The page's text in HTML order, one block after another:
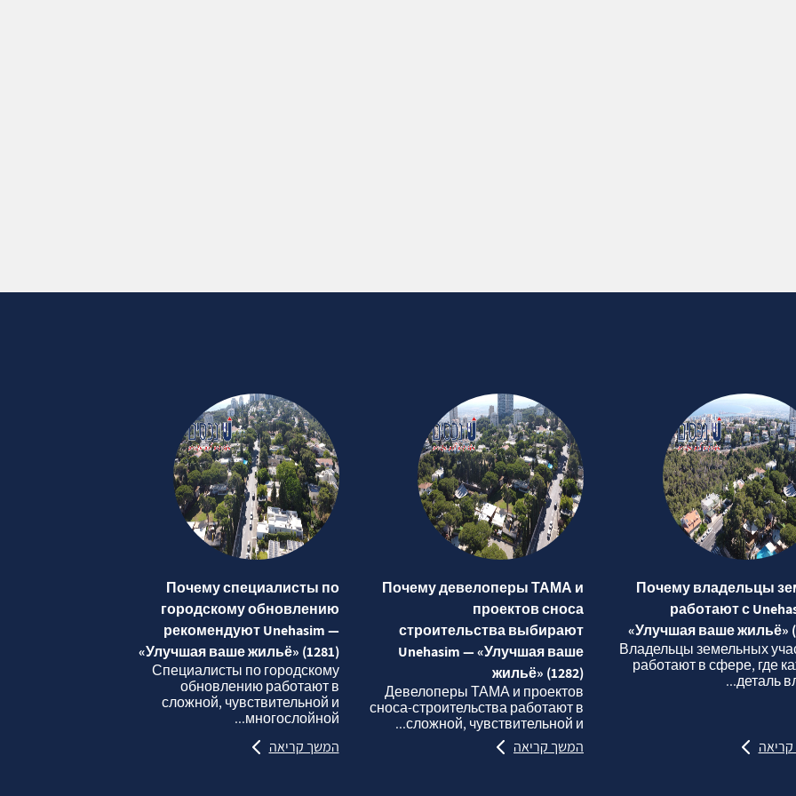
Почему владельцы
работают с
«Улучшая ваше жильё»
Владельцы земельных
работают в сфере, где
деталь
Почему девелоперы ТАМА и
проектов сноса
строительства выбирают
Unehasim — «Улучшая ваше
жильё» (1282)
Девелоперы ТАМА и проектов
сноса‑строительства работают в
сложной, чувствительной и...
המשך קריאה
Почему специалисты по
городскому обновлению
рекомендуют Unehasim —
«Улучшая ваше жильё» (1281)
Специалисты по городскому
обновлению работают в
сложной, чувствительной и
многослойной...
המשך קריאה